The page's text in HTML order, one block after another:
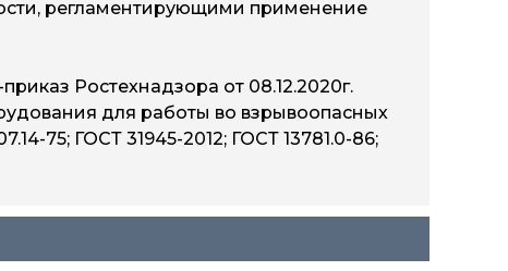
регламентирующими применение
Ростехнадзора от 08.12.2020г.
для работы во взрывоопасных
75; ГОСТ 31945-2012; ГОСТ 13781.0-86;